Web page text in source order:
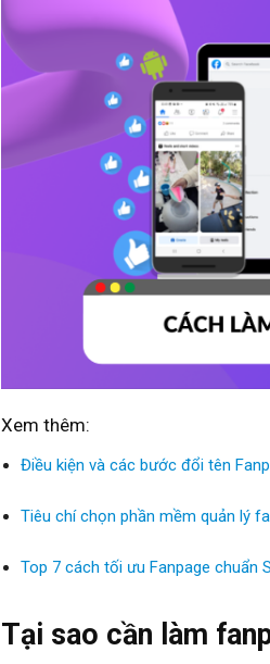
Xem thêm:
Điều kiện và các bước đổi tên
Tiêu chí chọn phần mềm quản lý
Top 7 cách tối ưu Fanpage chuẩn
Tại sao cần làm